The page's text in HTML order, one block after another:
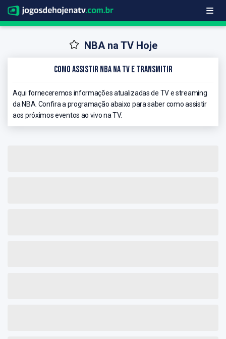
NBA na TV Hoje
Como Assistir NBA na TV e Transmitir
Aqui forneceremos informações atualizadas de TV e streaming
da NBA. Confira a programação abaixo para saber como assistir
aos próximos eventos ao vivo na TV.